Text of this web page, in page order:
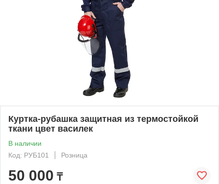
Куртка-рубашка защитная из термостойкой
ткани цвет василек
В наличии
Код: РУБ101
Розница
50 000 ₸